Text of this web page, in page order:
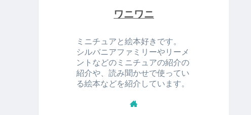
ワニワニ
ミニチュアと絵本好きです。
シルバニアファミリーやリーメ
ントなどのミニチュアの紹介の
紹介や、読み聞かせで使ってい
る絵本などを紹介しています。